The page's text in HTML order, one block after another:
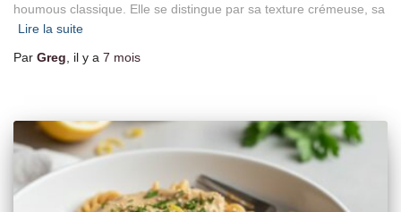
houmous classique. Elle se distingue par sa texture crémeuse, sa
Lire la suite
Par Greg , il y a 7 mois